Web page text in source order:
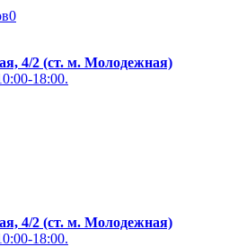
0
4/2 (ст. м. Молодежная)
18:00.
4/2 (ст. м. Молодежная)
18:00.